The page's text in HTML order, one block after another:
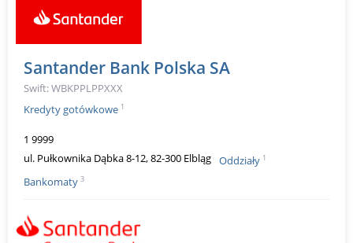
Santander Bank Polska SA
Swift: WBKPPLPPXXX
Kredyty gotówkowe 1
1 9999
ul. Pułkownika Dąbka 8-12, 82-300 Elbląg Oddziały 1
Bankomaty 3